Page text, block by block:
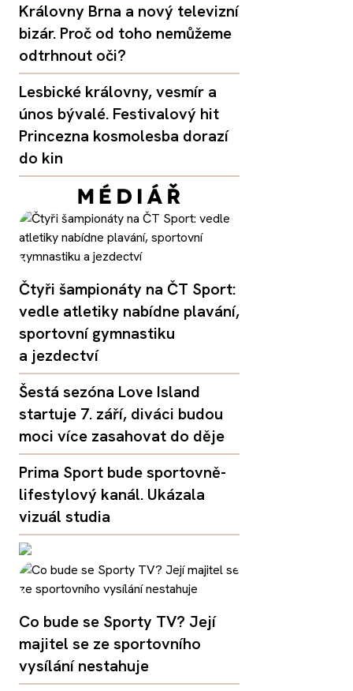
Královny Brna a nový televizní
bizár. Proč od toho nemůžeme
odtrhnout oči?
Lesbické královny, vesmír a
únos bývalé. Festivalový hit
Princezna kosmolesba dorazí
do kin
Čtyři šampionáty na ČT Sport:
vedle atletiky nabídne plavání,
sportovní gymnastiku
a jezdectví
Šestá sezóna Love Island
startuje 7. září, diváci budou
moci více zasahovat do děje
Prima Sport bude sportovně-
lifestylový kanál. Ukázala
vizuál studia
Co bude se Sporty TV? Její
majitel se ze sportovního
vysílání nestahuje